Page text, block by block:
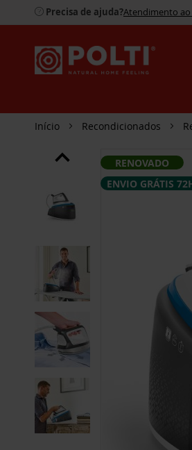
Precisa de ajuda?Atendimento
Início Recondicionados
SALTAR
FINAL
DA
GALERIA
RENOVADO
ENVIO GRÁTIS